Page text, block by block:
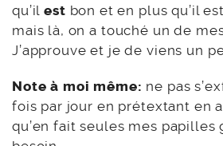
qu’ilest bon et en plus qu’il
mais là, on a touché un de
J’approuve et je de viens un
Note à moi même: ne pas
fois par jour en prétextant en
qu’en fait seules mes papilles